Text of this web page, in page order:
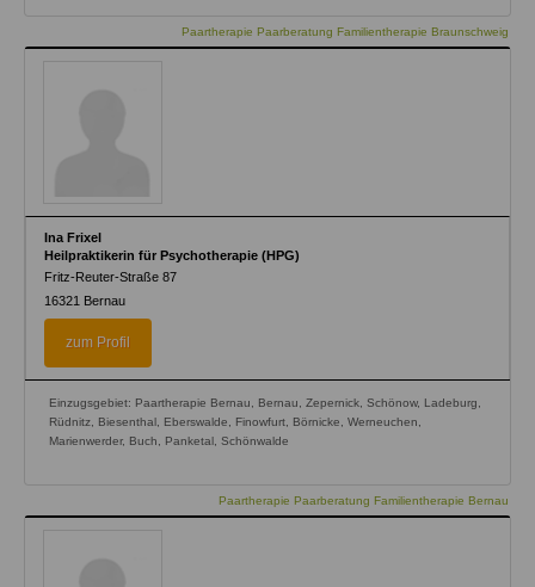
Paartherapie Paarberatung Familientherapie Braunschweig
Ina Frixel
Heilpraktikerin für Psychotherapie (HPG)
Fritz-Reuter-Straße 87
16321 Bernau
zum Profil
Einzugsgebiet: Paartherapie Bernau, Bernau, Zepernick, Schönow, Ladeburg,
Rüdnitz, Biesenthal, Eberswalde, Finowfurt, Börnicke, Werneuchen,
Marienwerder, Buch, Panketal, Schönwalde
Paartherapie Paarberatung Familientherapie Bernau